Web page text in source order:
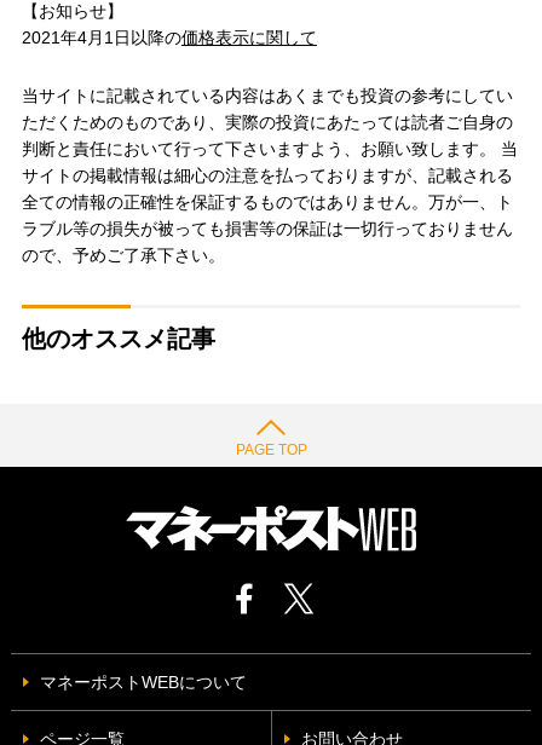
【お知らせ】
2021年4月1日以降の価格表示に関して
当サイトに記載されている内容はあくまでも投資の参考にしてい
ただくためのものであり、実際の投資にあたっては読者ご自身の
判断と責任において行って下さいますよう、お願い致します。 当
サイトの掲載情報は細心の注意を払っておりますが、記載される
全ての情報の正確性を保証するものではありません。万が一、ト
ラブル等の損失が被っても損害等の保証は一切行っておりません
ので、予めご了承下さい。
他のオススメ記事
PAGE TOP
マネーポストWEBについて
ページ一覧 お問い合わせ